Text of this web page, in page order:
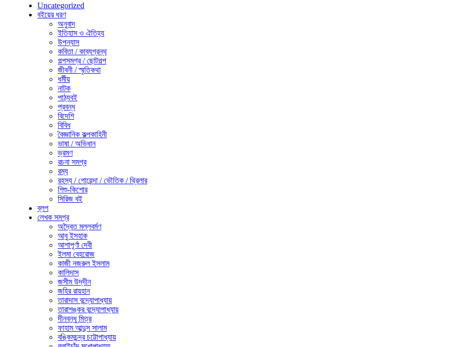
Uncategorized
বইয়ের ধরণ
অনুবাদ
ইতিহাস ও ঐতিহ্য
উপন্যাস
কবিতা / কাব্যগ্রন্থ
গল্পসমগ্র / ছোটগল্প
জীবনী / স্মৃতিকথা
ধর্মীয়
নাটক
পাঠ্যবই
প্রবন্ধ
বিদেশি
বিবিধ
বৈজ্ঞানিক কল্পকাহিনী
ভাষা / অভিধান
ভ্রমণ
রচনা সমগ্র
রম্য
রহস্য / গোয়েন্দা / ভৌতিক / থ্রিলার
শিশু-কিশোর
সিরিজ বই
ব্লগ
লেখক সমগ্র
অদ্বৈত মল্লবর্মণ
আবু ইসহাক
আশাপূর্ণা দেবী
ইলমা বেহরোজ
কাজী নজরুল ইসলাম
কালিদাস
জসীম উদ্‌দীন
জহির রায়হান
তারাদাস বন্দ্যোপাধ্যায়
তারাশঙ্কর বন্দ্যোপাধ্যায়
দীনবন্ধু মিত্র
ফাহাম আব্দুস সালাম
বঙ্কিমচন্দ্র চট্টোপাধ্যায়